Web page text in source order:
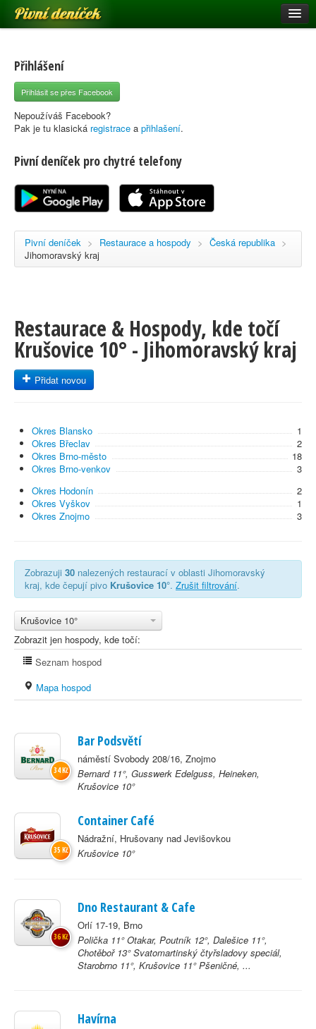
Pivní deníček
Pivní mapa
Pivní značky
Nápověda
Registrace
Přihlášení
Přihlásit se přes Facebook
Nepoužíváš Facebook?
Pak je tu klasická registrace a přihlašení.
Pivní deníček pro chytré telefony
Pivní deníček > Restaurace a hospody > Česká republika >
Jihomoravský kraj
Restaurace & Hospody, kde točí
Krušovice 10° - Jihomoravský kraj
Přidat novou
Okres Blansko
1
Okres Břeclav
2
Okres Brno-město
18
Okres Brno-venkov
3
Okres Hodonín
2
Okres Vyškov
1
Okres Znojmo
3
Zobrazuji 30 nalezených restaurací v oblasti Jihomoravský
kraj, kde čepují pivo Krušovice 10°. Zrušit filtrování.
Krušovice 10°
Zobrazit jen hospody, kde točí:
Seznam hospod
Mapa hospod
Bar Podsvětí
náměstí Svobody 208/16, Znojmo
Bernard 11°, Gusswerk Edelguss, Heineken,
Krušovice 10°
34 Kč
Container Café
Nádražní, Hrušovany nad Jevišovkou
Krušovice 10°
35 Kč
Dno Restaurant & Cafe
Orlí 17-19, Brno
Polička 11° Otakar, Poutník 12°, Dalešice 11°,
Chotěboř 13° Svatomartinský čtyřsladovy speciál,
Starobrno 11°, Krušovice 11° Pšeničné, ...
36 Kč
Havírna